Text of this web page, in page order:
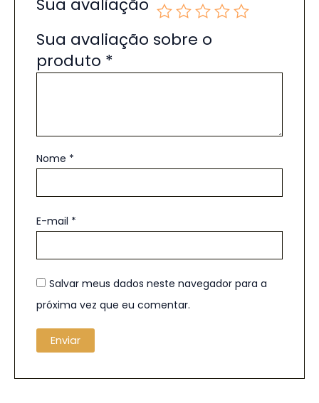
Sua avaliação
Sua avaliação sobre o
produto *
Nome *
E-mail *
Salvar meus dados neste navegador para a
próxima vez que eu comentar.